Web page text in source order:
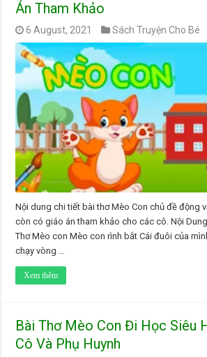
Án Tham Khảo
6 August, 2021 Sách Truyện Cho Bé
Nội dung chi tiết bài thơ Mèo Con chủ đề động
còn có giáo án tham khảo cho các cô. Nội
Thơ Mèo con Mèo con rình bắt Cái đuôi của
chạy vòng …
Xem thêm
Bài Thơ Mèo Con Đi Học Siêu
Cô Và Phụ Huynh